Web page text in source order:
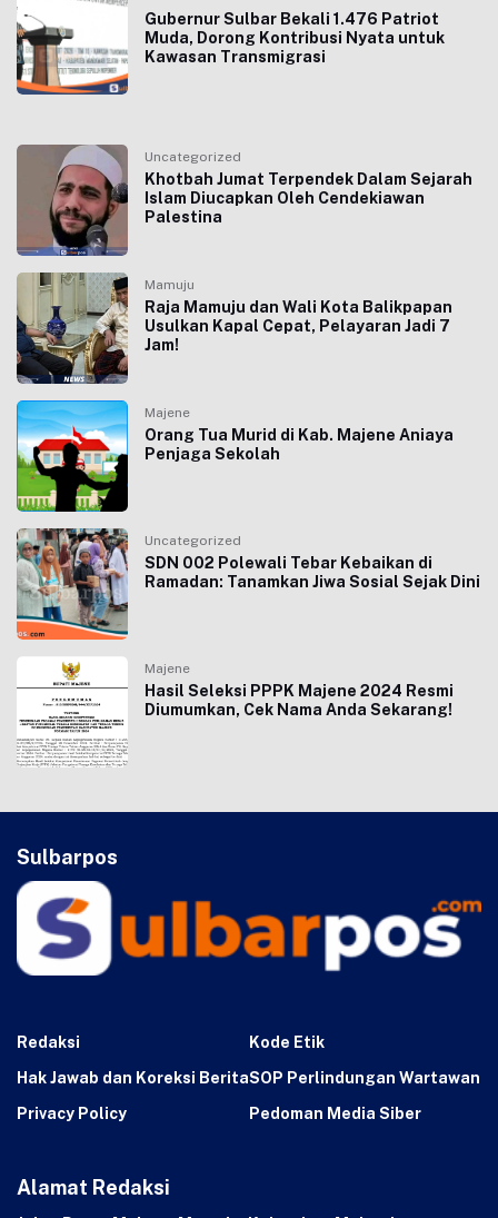
Gubernur Sulbar Bekali 1.476 Patriot
Muda, Dorong Kontribusi Nyata untuk
Kawasan Transmigrasi
Uncategorized
Khotbah Jumat Terpendek Dalam Sejarah
Islam Diucapkan Oleh Cendekiawan
Palestina
Mamuju
Raja Mamuju dan Wali Kota Balikpapan
Usulkan Kapal Cepat, Pelayaran Jadi 7
Jam!
Majene
Orang Tua Murid di Kab. Majene Aniaya
Penjaga Sekolah
Uncategorized
SDN 002 Polewali Tebar Kebaikan di
Ramadan: Tanamkan Jiwa Sosial Sejak Dini
Majene
Hasil Seleksi PPPK Majene 2024 Resmi
Diumumkan, Cek Nama Anda Sekarang!
Sulbarpos
Redaksi
Kode Etik
Hak Jawab dan Koreksi BeritaSOP Perlindungan Wartawan
Privacy Policy
Pedoman Media Siber
Alamat Redaksi